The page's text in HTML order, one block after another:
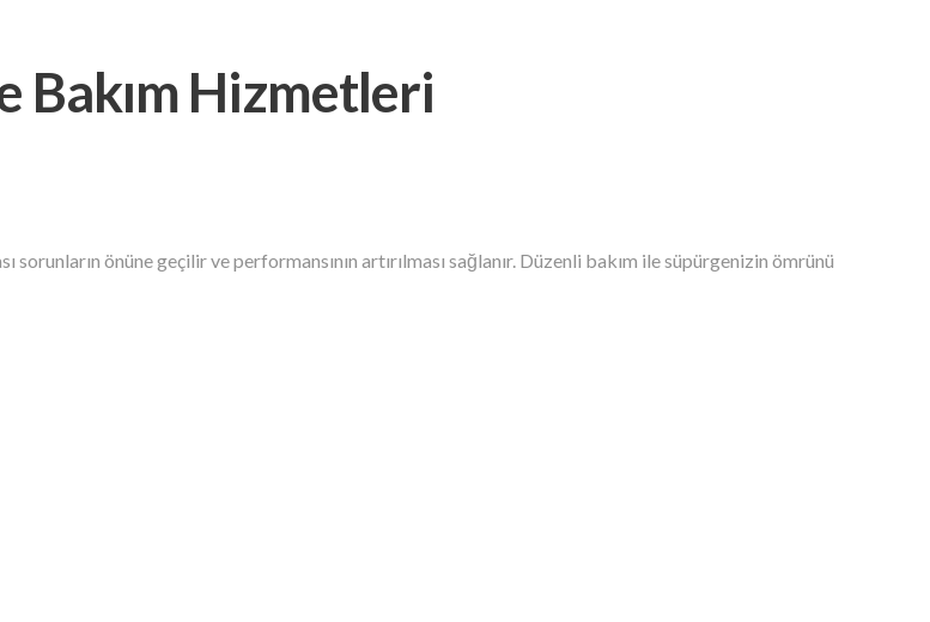
Bakım Hizmetleri
önüne geçilir ve performansının artırılması sağlanır. Düzenli bakım ile süpürgenizin ömrünü